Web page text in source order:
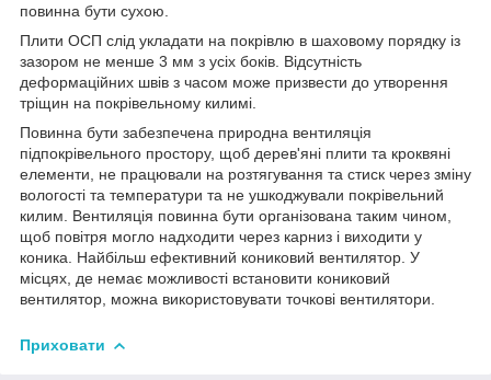
повинна бути сухою.
Плити ОСП слід укладати на покрівлю в шаховому порядку із
зазором не менше 3 мм з усіх боків. Відсутність
деформаційних швів з часом може призвести до утворення
тріщин на покрівельному килимі.
Повинна бути забезпечена природна вентиляція
підпокрівельного простору, щоб дерев'яні плити та кроквяні
елементи, не працювали на розтягування та стиск через зміну
вологості та температури та не ушкоджували покрівельний
килим. Вентиляція повинна бути організована таким чином,
щоб повітря могло надходити через карниз і виходити у
коника. Найбільш ефективний кониковий вентилятор. У
місцях, де немає можливості встановити кониковий
вентилятор, можна використовувати точкові вентилятори.
Приховати